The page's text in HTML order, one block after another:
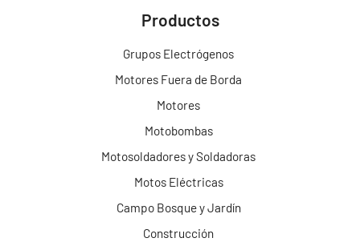
Productos
Grupos Electrógenos
Motores Fuera de Borda
Motores
Motobombas
Motosoldadores y Soldadoras
Motos Eléctricas
Campo Bosque y Jardín
Construcción